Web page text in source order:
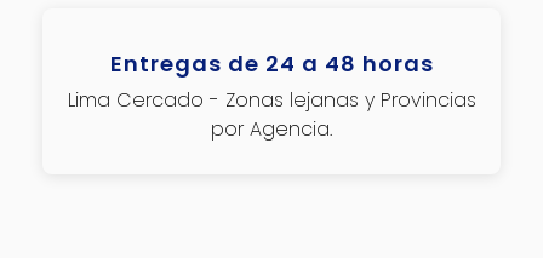
Entregas de 24 a 48 horas
Lima Cercado - Zonas lejanas y Provincias
por Agencia.